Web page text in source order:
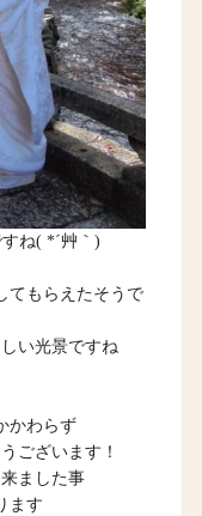
ね( *´艸｀)
てもらえたそうで
い光景ですね
かわらず
ございます！
ました事
ます